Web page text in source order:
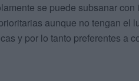
se puede subsanar
aunque no tengan el
y por lo tanto preferentes a